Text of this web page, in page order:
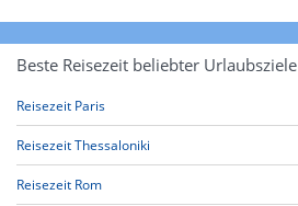
Beste Reisezeit beliebter Urlaubsziele
Reisezeit Paris
Reisezeit Thessaloniki
Reisezeit Rom